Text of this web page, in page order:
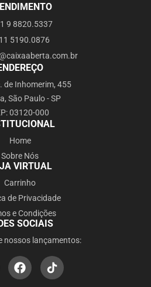
9 8820.5337
5190.0876
de Inhomerim, 455
São Paulo - SP
03120-000
Home
Sobre Nós
VIRTUAL
Carrinho
de Privacidade
e Condições
SOCIAIS
nossos lançamentos: